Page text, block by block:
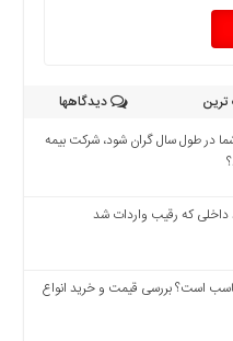
دیدگاهها
در طول سال گران شود، شرکت بیمه
داخلی که رقیب واردات شد
است؟ بررسی قیمت و خرید انواع